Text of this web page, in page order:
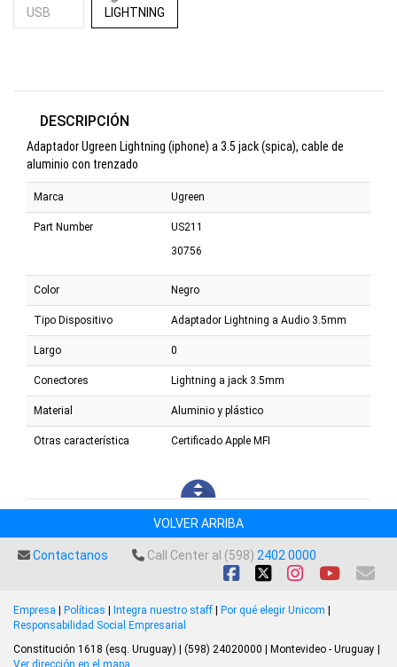
USB LIGHTNING
DESCRIPCIÓN
Adaptador Ugreen Lightning (iphone) a 3.5 jack (spica), cable de
aluminio con trenzado
Marca Ugreen
Part Number
US211
30756
Color Negro
Tipo Dispositivo Adaptador Lightning a Audio 3.5mm
Largo 0
Conectores Lightning a jack 3.5mm
Material Aluminio y plástico
Otras característica Certificado Apple MFI
VOLVER ARRIBA
Contactanos Call Center al (598) 2402 0000
Empresa | Políticas | Integra nuestro staff | Por qué elegir Unicom |
Responsabilidad Social Empresarial
Constitución 1618 (esq. Uruguay) | (598) 24020000 | Montevideo - Uruguay |
Ver dirección en el mapa